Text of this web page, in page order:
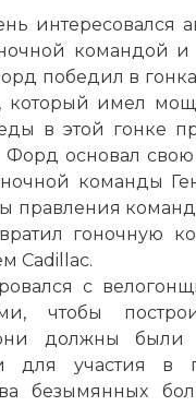
интересовался
командой и
победил в
который имел
в этой гонке
основал
команды
правления
гоночную
Cadillac.
с
чтобы
должны были
для участия в
безымянных